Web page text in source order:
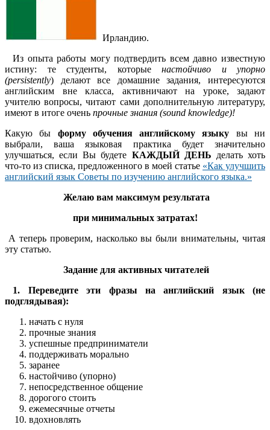
Ирландию.
Из опыта работы могу подтвердить всем давно известную
истину: те студенты, которые настойчиво и упорно
(persistently) делают все домашние задания, интересуются
английским вне класса, активничают на уроке, задают
учителю вопросы, читают сами дополнительную литературу,
имеют в итоге очень прочные знания (sound knowledge)!
Какую бы форму обучения английскому языку вы ни
выбрали, ваша языковая практика будет значительно
улучшаться, если Вы будете КАЖДЫЙ ДЕНЬ делать хоть
что-то из списка, предложенного в моей статье «Как улучшить
английский язык Советы по изучению английского языка.»
Желаю вам максимум результата
при минимальных затратах!
А теперь проверим, насколько вы были внимательны, читая
эту статью.
Задание для активных читателей
1. Переведите эти фразы на английский язык (не
подглядывая):
начать с нуля
прочные знания
успешные предприниматели
поддерживать морально
заранее
настойчиво (упорно)
непосредственное общение
дорогого стоить
ежемесячные отчеты
вдохновлять